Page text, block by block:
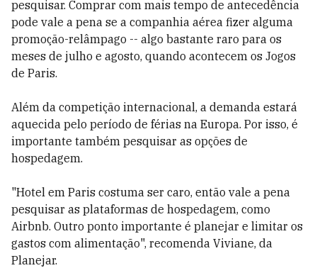
pesquisar. Comprar com mais tempo de antecedência
pode vale a pena se a companhia aérea fizer alguma
promoção-relâmpago -- algo bastante raro para os
meses de julho e agosto, quando acontecem os Jogos
de Paris.
Além da competição internacional, a demanda estará
aquecida pelo período de férias na Europa. Por isso, é
importante também pesquisar as opções de
hospedagem.
"Hotel em Paris costuma ser caro, então vale a pena
pesquisar as plataformas de hospedagem, como
Airbnb. Outro ponto importante é planejar e limitar os
gastos com alimentação", recomenda Viviane, da
Planejar.